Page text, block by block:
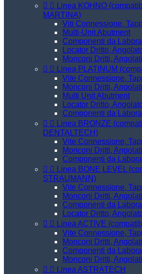
  Linea KOHNO
MARTINA)
Viti Connessione,
Multi-Unit Abutment
Componenti da
Locator Dritto,
Monconi Dritti,
  Linea PLATINUM
Vite Connessione,
Monconi Dritti,
Multi Unit Abutment
Locator Dritto,
Componenti da
  Linea BRONZE
DENTALTECH)
Vite Connessione,
Monconi Dritti,
Componenti da
  Linea BONE LEVEL
STRAUMANN)
Vite Connessione,
Monconi Dritti,
Componenti da
Locator Dritto,
  Linea ACTIVE
Vite Connessione,
Monconi Dritti,
Componenti da
Monconi Dritti,
  Linea ASTRATECH